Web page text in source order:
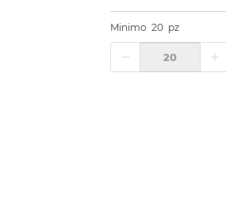
Minimo 20 pz